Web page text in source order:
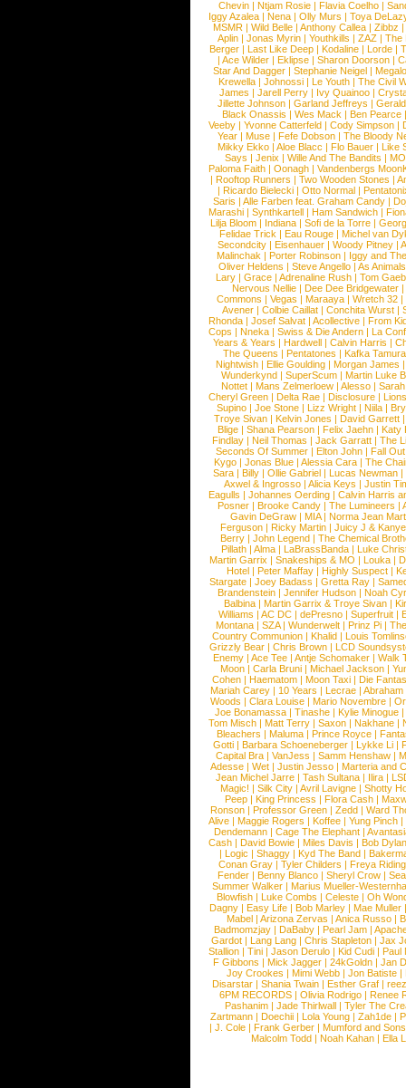
Chevin |Ntjam Rosie |Flavia Coelho |
Iggy Azalea | Nena | Olly Murs | Toya
MSMR |Wild Belle |Anthony Callea |Zibbz
Aplin | Jonas Myrin | Youthkills | ZAZ | The
Berger |Last Like Deep |Kodaline |Lorde |
|Ace Wilder |Eklipse |Sharon Doorson |
Star And Dagger | Stephanie Neigel |
Krewella | Johnossi | Le Youth | The Civil
James | Jarell Perry | Ivy Quainoo |
Jillette Johnson | Garland Jeffreys |
Black Onassis | Wes Mack | Ben Pearce
Veeby | Yvonne Catterfeld | Cody Simpson |
Year |Muse |Fefe Dobson |The Bloody
Mikky Ekko | Aloe Blacc | Flo Bauer | Like
Says | Jenix | Wille And The Bandits | MO
Paloma Faith |Oonagh |Vandenbergs
|Rooftop Runners |Two Wooden Stones |
| Ricardo Bielecki | Otto Normal |
Saris | Alle Farben feat. Graham Candy |
Marashi | Synthkartell | Ham Sandwich |
Lilja Bloom | Indiana | Sofi de la Torre |
Felidae Trick | Eau Rouge | Michel van
Secondcity |Eisenhauer |Woody Pitney |
Malinchak |Porter Robinson | Iggy and
Oliver Heldens |Steve Angello |As Animals
Lary | Grace | Adrenaline Rush | Tom
Nervous Nellie | Dee Dee Bridgewater |
Commons |Vegas |Maraaya |Wretch 32 |
Avener | Colbie Caillat | Conchita Wurst |
Rhonda | Josef Salvat | Acollective | From
Cops | Nneka | Swiss & Die Andern | La
Years & Years |Hardwell |Calvin Harris |
The Queens | Pentatones | Kafka Tamura
Nightwish |Ellie Goulding |Morgan James
Wunderkynd | SuperScum | Martin Luke
Nottet |Mans Zelmerloew |Alesso |
Cheryl Green |Delta Rae |Disclosure |
Supino |Joe Stone |Lizz Wright |Niila |
Troye Sivan | Kelvin Jones | David Garrett
Blige | Shana Pearson | Felix Jaehn | Katy
Findlay |Neil Thomas |Jack Garratt |The
Seconds Of Summer |Elton John |Fall
Kygo |Jonas Blue |Alessia Cara |The
Sara |Billy |Ollie Gabriel |Lucas Newman |
Axwel & Ingrosso | Alicia Keys | Justin
Eagulls |Johannes Oerding |Calvin Harris
Posner |Brooke Candy |The Lumineers |
Gavin DeGraw | MIA| Norma Jean
Ferguson | Ricky Martin | Juicy J &
Berry | John Legend | The Chemical
Pillath |Alma |LaBrassBanda |Luke
Martin Garrix | Snakeships & MO | Louka |
Hotel | Peter Maffay | Highly Suspect |
Stargate |Joey Badass |Gretta Ray |
Brandenstein |Jennifer Hudson |Noah
Balbina | Martin Garrix & Troye Sivan |
Williams |AC DC |dePresno |Superfruit |
Montana |SZA|Wunderwelt |Prinz Pi |
Country Communion | Khalid | Louis
Grizzly Bear | Chris Brown | LCD
Enemy | Ace Tee | Antje Schomaker | Walk
Moon |Carla Bruni |Michael Jackson |
Cohen |Haematom |Moon Taxi |Die
Mariah Carey | 10 Years | Lecrae | Abraham
Woods |Clara Louise |Mario Novembre |
Joe Bonamassa | Tinashe | Kylie Minogue |
Tom Misch |Matt Terry |Saxon |Nakhane |
Bleachers | Maluma | Prince Royce |
Gotti |Barbara Schoeneberger |Lykke Li |
Capital Bra |VanJess |Samm Henshaw |
Adesse |Wet |Justin Jesso |Marteria and
Jean Michel Jarre |Tash Sultana | Ilira |
Magic! | Silk City | Avril Lavigne | Shotty
Peep |King Princess |Flora Cash |
Ronson |Professor Green |Zedd |Ward
Alive |Maggie Rogers |Koffee |Yung Pinch |
Dendemann |Cage The Elephant |
Cash | David Bowie | Miles Davis | Bob Dylan
|Logic |Shaggy |Kyd The Band |
Conan Gray |Tyler Childers |Freya
Fender |Benny Blanco |Sheryl Crow |
Summer Walker |Marius Mueller-
Blowfish | Luke Combs | Celeste | Oh
Dagny |Easy Life |Bob Marley |Mae Muller
Mabel |Arizona Zervas |Anica Russo |
Badmomzjay |DaBaby |Pearl Jam |
Gardot | Lang Lang | Chris Stapleton | Jax
Stallion |Tini |Jason Derulo |Kid Cudi |Paul
F Gibbons | Mick Jagger | 24kGoldn | Jan
Joy Crookes | Mimi Webb | Jon Batiste |
Disarstar | Shania Twain | Esther Graf |
6PM RECORDS | Olivia Rodrigo | Renee
Pashanim |Jade Thirlwall |Tyler The
Zartmann | Doechii | Lola Young | Zah1de |
| J. Cole | Frank Gerber | Mumford and Sons
Malcolm Todd | Noah Kahan | Ella